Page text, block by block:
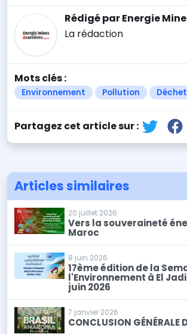
Rédigé par Energie
La rédaction
Mots clés :
Environnement Pollution
Partagez cet article sur :
Articles similaires
20 juillet 2026
Vers la souveraineté
Maroc
8 juin 2026
17ème édition de la
l'Environnement à El
juin 2026
7 janvier 2026
CONCLUSION GÉNÉRALE